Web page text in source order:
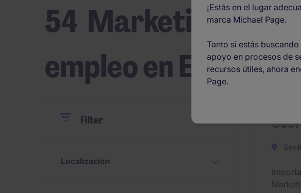
54 Marketing
empleo en España
CloseFilter
Localización
¡Estás en el lugar
marca Michael Page.
Tanto si estás
apoyo en procesos de
recursos útiles, ahora
Page.